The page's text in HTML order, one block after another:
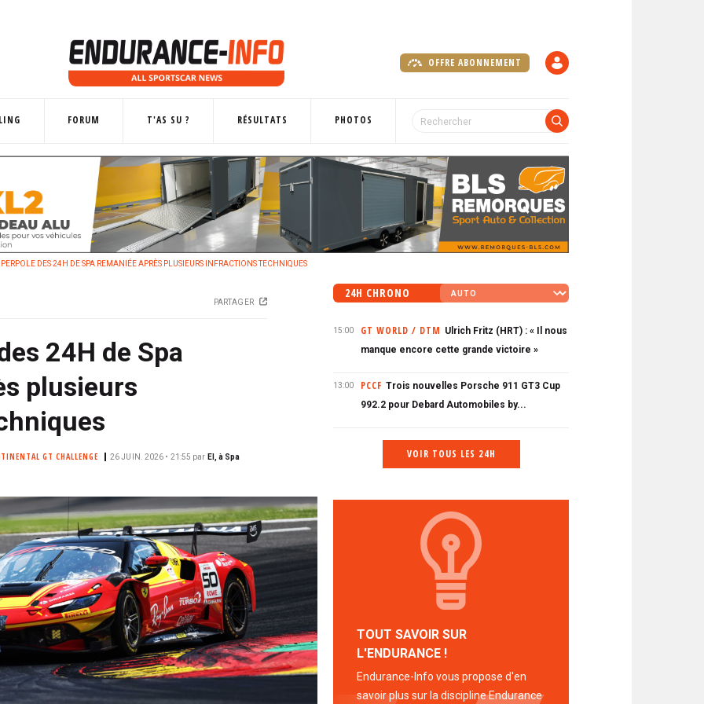
OFFRE ABONNEMENT
FORUM T'AS SU ? RÉSULTATS PHOTOS
DES 24H DE SPA REMANIÉE APRÈS PLUSIEURS INFRACTIONS TECHNIQUES
PARTAGER
24H de Spa
plusieurs
GT CHALLENGE 26 JUIN. 2026 • 21:55 par EI, à Spa
24H CHRONO
15:00 GT WORLD / DTM Ulrich Fritz (HRT) : « Il nous
manque encore cette grande victoire »
13:00 PCCF Trois nouvelles Porsche 911 GT3 Cup
992.2 pour Debard Automobiles by...
VOIR TOUS LES 24H
TOUT SAVOIR SUR
L'ENDURANCE !
Endurance-Info vous propose d'en
savoir plus sur la discipline Endurance